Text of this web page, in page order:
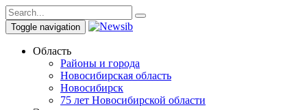
Toggle navigation
Область
Районы и города
Новосибирская область
Новосибирск
75 лет Новосибирской области